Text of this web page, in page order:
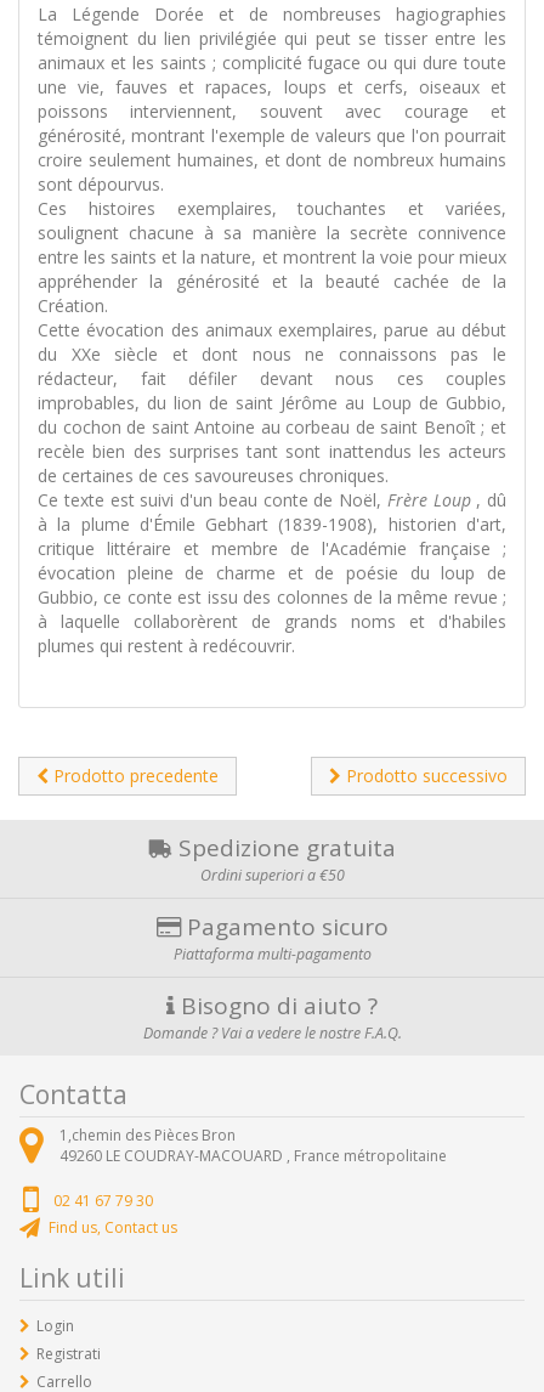
La Légende Dorée et de nombreuses hagiographies
témoignent du lien privilégiée qui peut se tisser entre les
animaux et les saints ; complicité fugace ou qui dure toute
une vie, fauves et rapaces, loups et cerfs, oiseaux et
poissons interviennent, souvent avec courage et
générosité, montrant l'exemple de valeurs que l'on pourrait
croire seulement humaines, et dont de nombreux humains
sont dépourvus.
Ces histoires exemplaires, touchantes et variées,
soulignent chacune à sa manière la secrète connivence
entre les saints et la nature, et montrent la voie pour mieux
appréhender la générosité et la beauté cachée de la
Création.
Cette évocation des animaux exemplaires, parue au début
du XXe siècle et dont nous ne connaissons pas le
rédacteur, fait défiler devant nous ces couples
improbables, du lion de saint Jérôme au Loup de Gubbio,
du cochon de saint Antoine au corbeau de saint Benoît ; et
recèle bien des surprises tant sont inattendus les acteurs
de certaines de ces savoureuses chroniques.
Ce texte est suivi d'un beau conte de Noël, Frère Loup, dû
à la plume d'Émile Gebhart (1839-1908), historien d'art,
critique littéraire et membre de l'Académie française ;
évocation pleine de charme et de poésie du loup de
Gubbio, ce conte est issu des colonnes de la même revue ;
à laquelle collaborèrent de grands noms et d'habiles
plumes qui restent à redécouvrir.
Prodotto precedente Prodotto successivo
Spedizione gratuita
Ordini superiori a €50
Pagamento sicuro
Piattaforma multi-pagamento
Bisogno di aiuto ?
Domande ? Vai a vedere le nostre F.A.Q.
Contatta
1,chemin des Pièces Bron
49260 LE COUDRAY-MACOUARD , France métropolitaine
02 41 67 79 30
Find us, Contact us
Link utili
Login
Registrati
Carrello